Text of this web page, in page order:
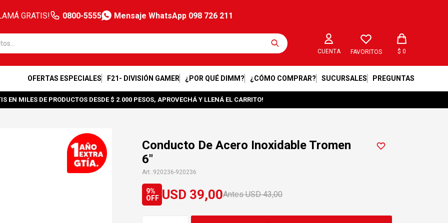
GRATIS! 0800-5555 Mensaje WhatsApp 098 726 211
OFERTAS ESPECIALES F21- DIVISIÓN GAMER ¿POR QUÉ DIMM? ¿CÓMO COMPRAR? SUCURSALES PREGUNTAS
FAVORITOS $ 0
EN MILES DE PRODUCTOS DESDE $ 2.000 PESOS, APROVECHÁ Y LLENÁ EL CARRITO!
Conducto De Acero Inoxidable Tromen
6"
920236-920236
USD 39,00 USD 43,00
9